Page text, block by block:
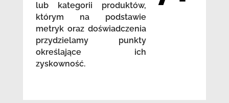
lub kategorii produktów,
którym na podstawie
metryk oraz doświadczenia
przydzielamy punkty
określające ich
zyskowność.